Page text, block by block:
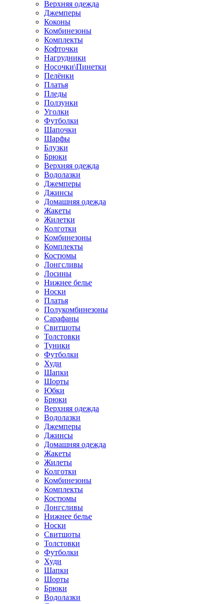
Верхняя одежда
Джемперы
Коконы
Комбинезоны
Комплекты
Кофточки
Нагрудники
Носочки\Пинетки
Пелёнки
Платья
Пледы
Ползунки
Уголки
Футболки
Шапочки
Шарфы
Блузки
Брюки
Верхняя одежда
Водолазки
Джемперы
Джинсы
Домашняя одежда
Жакеты
Жилетки
Колготки
Комбинезоны
Комплекты
Костюмы
Лонгсливы
Лосины
Нижнее белье
Носки
Платья
Полукомбинезоны
Сарафаны
Свитшоты
Толстовки
Туники
Футболки
Худи
Шапки
Шорты
Юбки
Брюки
Верхняя одежда
Водолазки
Джемперы
Джинсы
Домашняя одежда
Жакеты
Жилеты
Колготки
Комбинезоны
Комплекты
Костюмы
Лонгсливы
Нижнее белье
Носки
Свитшоты
Толстовки
Футболки
Худи
Шапки
Шорты
Брюки
Водолазки